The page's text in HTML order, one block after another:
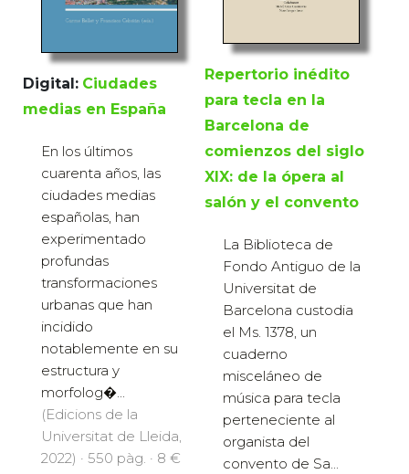
Digital: Ciudades
medias en España
En los últimos
cuarenta años, las
ciudades medias
españolas, han
experimentado
profundas
transformaciones
urbanas que han
incidido
notablemente en su
estructura y
morfolog�...
(Edicions de la
Universitat de Lleida,
2022) · 550 pàg. · 8 €
Repertorio inédito
para tecla en la
Barcelona de
comienzos del siglo
XIX: de la ópera al
salón y el convento
La Biblioteca de
Fondo Antiguo de la
Universitat de
Barcelona custodia
el Ms. 1378, un
cuaderno
misceláneo de
música para tecla
perteneciente al
organista del
convento de Sa...